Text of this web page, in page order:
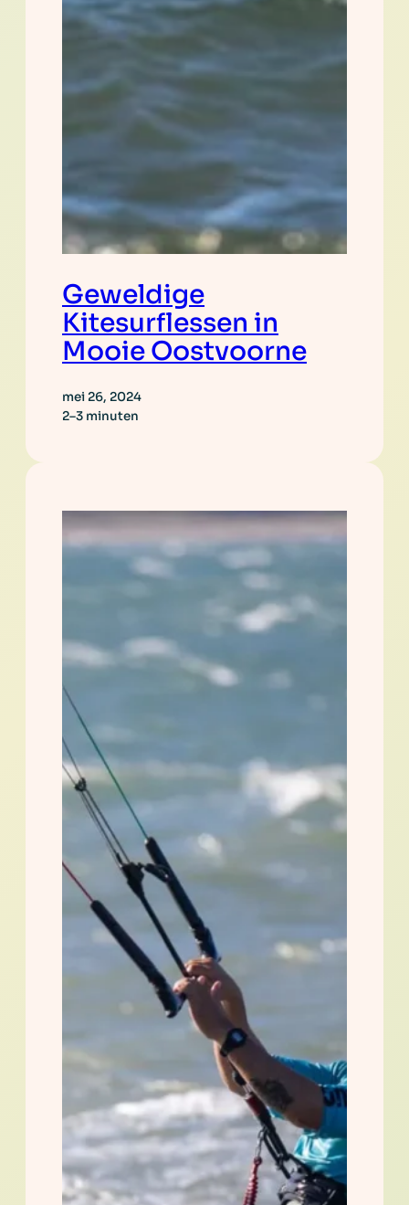
Geweldige
Kitesurflessen in
Mooie Oostvoorne
mei 26, 2024
2–3 minuten